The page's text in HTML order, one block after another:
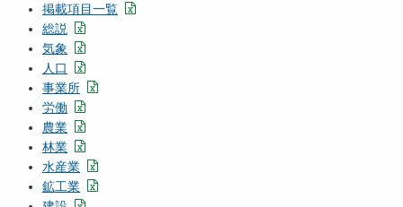
掲載項目一覧
総説
気象
人口
事業所
労働
農業
林業
水産業
鉱工業